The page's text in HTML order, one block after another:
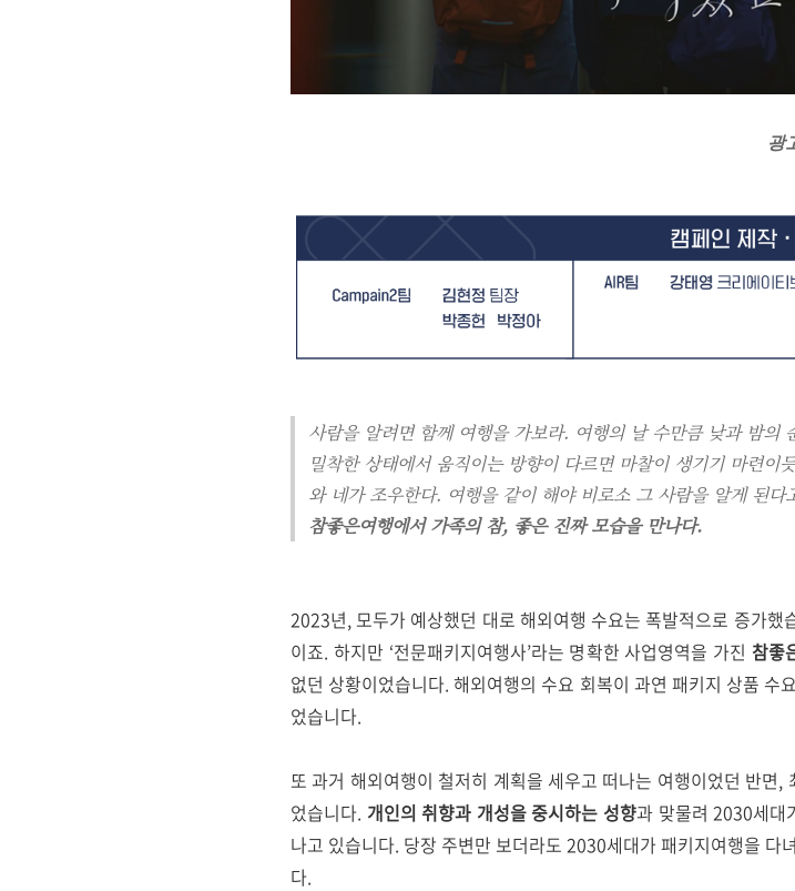
광
사람을 알려면 함께 여행을 가보라. 여행의 날 수만큼 낮과 밤의
밀착한 상태에서 움직이는 방향이 다르면 마찰이 생기기 마련
와 네가 조우한다. 여행을 같이 해야 비로소 그 사람을 알게 된다
참좋은여행에서 가족의 참, 좋은 진짜 모습을 만나다.
2023년, 모두가 예상했던 대로 해외여행 수요는 폭발적으로 증가했
이죠. 하지만 ‘전문패키지여행사’라는 명확한 사업영역을 가진 참좋
없던 상황이었습니다. 해외여행의 수요 회복이 과연 패키지 상품 수
었습니다.
또 과거 해외여행이 철저히 계획을 세우고 떠나는 여행이었던 반면,
었습니다. 개인의 취향과 개성을 중시하는 성향과 맞물려 2030세
나고 있습니다. 당장 주변만 보더라도 2030세대가 패키지여행을 다
다.